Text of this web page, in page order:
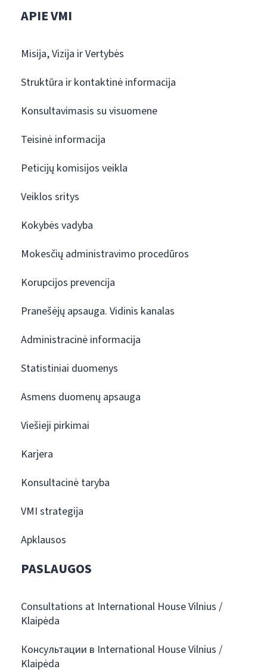
APIE VMI
Misija, Vizija ir Vertybės
Struktūra ir kontaktinė informacija
Konsultavimasis su visuomene
Teisinė informacija
Peticijų komisijos veikla
Veiklos sritys
Kokybės vadyba
Mokesčių administravimo procedūros
Korupcijos prevencija
Pranešėjų apsauga. Vidinis kanalas
Administracinė informacija
Statistiniai duomenys
Asmens duomenų apsauga
Viešieji pirkimai
Karjera
Konsultacinė taryba
VMI strategija
Apklausos
PASLAUGOS
Consultations at International House Vilnius /
Klaipėda
Консультации в International House Vilnius /
Klaipėda